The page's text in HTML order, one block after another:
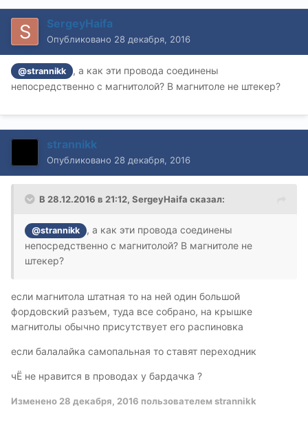
SergeyHaifa
Опубликовано 28 декабря, 2016
@strannikk
, а как эти провода соединены
непосредственно с магнитолой? В магнитоле не штекер?
strannikk
Опубликовано 28 декабря, 2016
В 28.12.2016 в 21:12, SergeyHaifa сказал:
@strannikk
, а как эти провода соединены
непосредственно с магнитолой? В магнитоле не
штекер?
если магнитола штатная то на ней один большой
фордовский разъем, туда все собрано, на крышке
магнитолы обычно присутствует его распиновка
если балалайка самопальная то ставят переходник
чЁ не нравится в проводах у бардачка ?
Изменено 28 декабря, 2016 пользователем strannikk